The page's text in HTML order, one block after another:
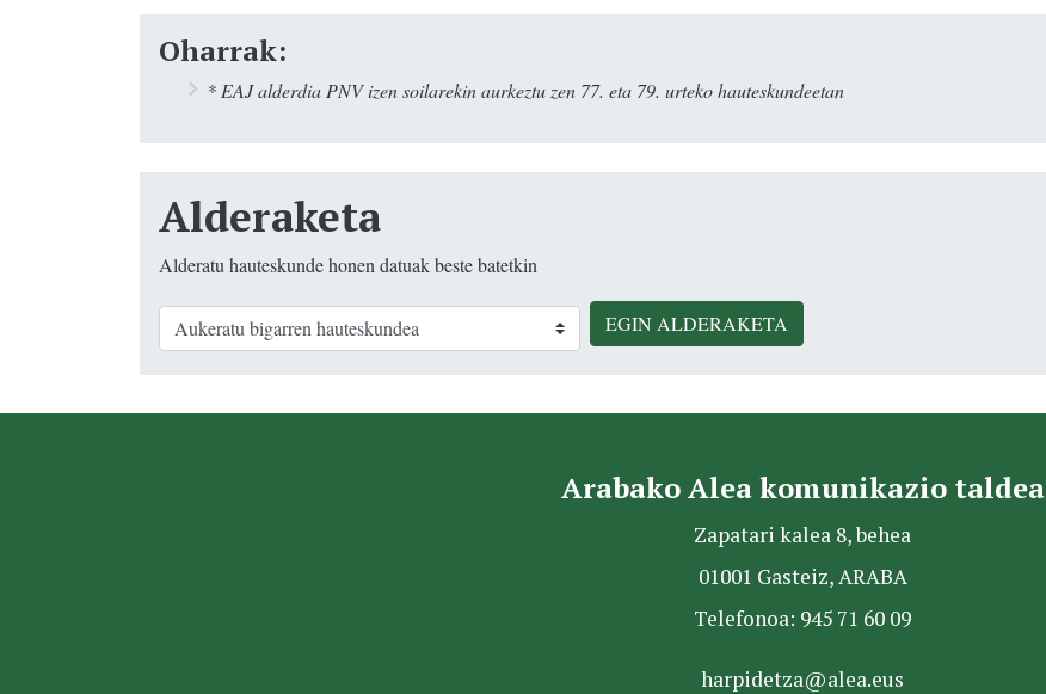
Oharrak:
* EAJ alderdia PNV izen soilarekin aurkeztu zen 77. eta 79. urteko hauteskundeetan
Alderaketa
Alderatu hauteskunde honen datuak beste batetkin
EGIN ALDERAKETA
Arabako Alea komunikazio taldea
Zapatari kalea 8, behea
01001 Gasteiz, ARABA
Telefonoa: 945 71 60 09
harpidetza@alea.eus